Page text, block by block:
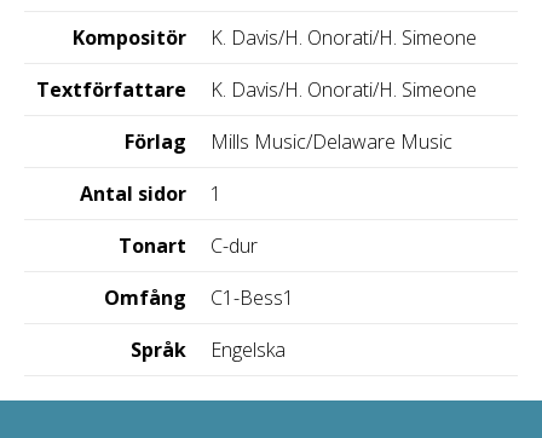
Kompositör
K. Davis/H. Onorati/H. Simeone
Textförfattare
K. Davis/H. Onorati/H. Simeone
Förlag
Mills Music/Delaware Music
Antal sidor
1
Tonart
C-dur
Omfång
C1-Bess1
Språk
Engelska